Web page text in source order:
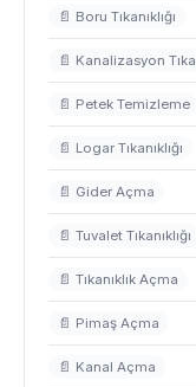
📄 Boru Tıkanıklığı
📄 Kanalizasyon
📄 Petek Temizleme
📄 Logar Tıkanıklığı
📄 Gider Açma
📄 Tuvalet Tıkanıklığı
📄 Tıkanıklık Açma
📄 Pimaş Açma
📄 Kanal Açma